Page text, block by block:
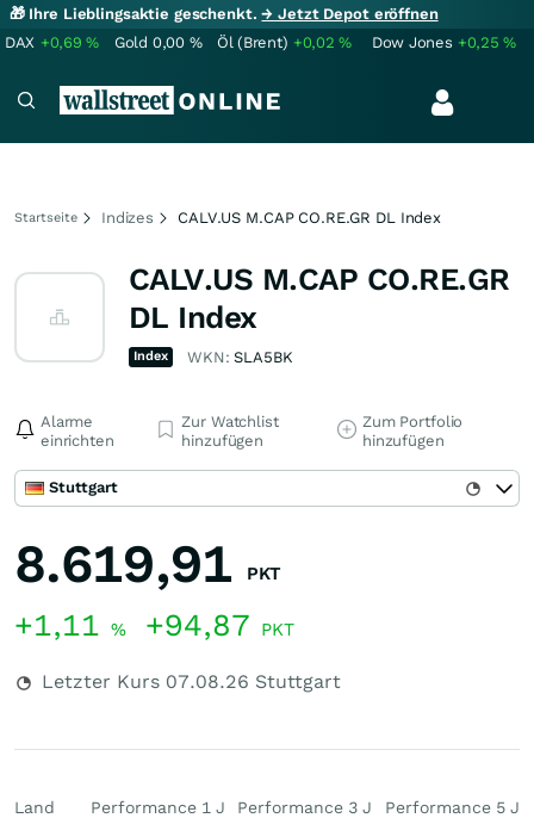
🎁 Ihre Lieblingsaktie geschenkt.→ Jetzt Depot eröffnen
DAX +0,69% Gold 0,00 % Öl (Brent) +0,02% Dow Jones +0,25%
Startseite Indizes CALV.US M.CAP CO.RE.GR DL Index
CALV.US M.CAP CO.RE.GR
DL Index
Index WKN:SLA5BK
Alarme
einrichten
Zur Watchlist
hinzufügen
Zum Portfolio
hinzufügen
Stuttgart
8.619,91 PKT
+1,11 % +94,87 PKT
Letzter Kurs 07.08.26 Stuttgart
Land Performance 1 J Performance 3 J Performance 5 J